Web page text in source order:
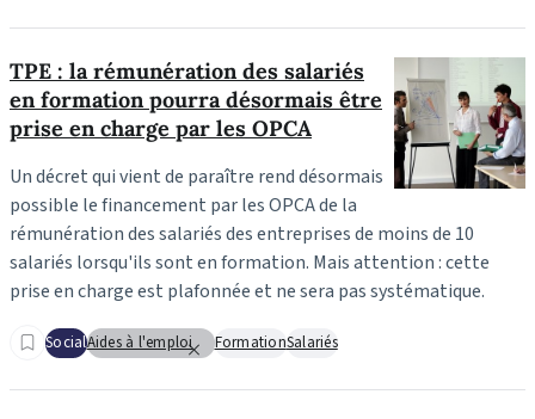
TPE : la rémunération des salariés
en formation pourra désormais être
prise en charge par les OPCA
Un décret qui vient de paraître rend désormais
possible le financement par les OPCA de la
rémunération des salariés des entreprises de moins de 10
salariés lorsqu'ils sont en formation. Mais attention : cette
prise en charge est plafonnée et ne sera pas systématique.
SocialAides à l'emploi FormationSalariés